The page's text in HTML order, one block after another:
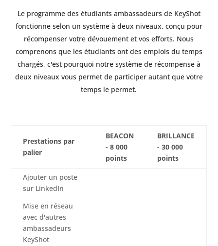
Le programme des étudiants ambassadeurs de KeyShot
fonctionne selon un système à deux niveaux, conçu pour
récompenser votre dévouement et vos efforts. Nous
comprenons que les étudiants ont des emplois du temps
chargés, c'est pourquoi notre système de récompense à
deux niveaux vous permet de participer autant que votre
temps le permet.
Prestations par
palier
BEACON
- 8 000
points
BRILLANCE
- 30 000
points
Ajouter un poste
sur LinkedIn
Mise en réseau
avec d'autres
ambassadeurs
KeyShot